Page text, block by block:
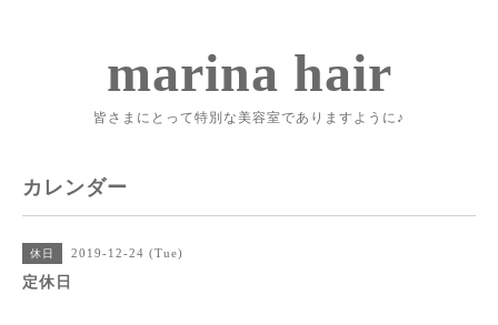
marina hair
皆さまにとって特別な美容室でありますように♪
カレンダー
休日 2019-12-24 (Tue)
定休日